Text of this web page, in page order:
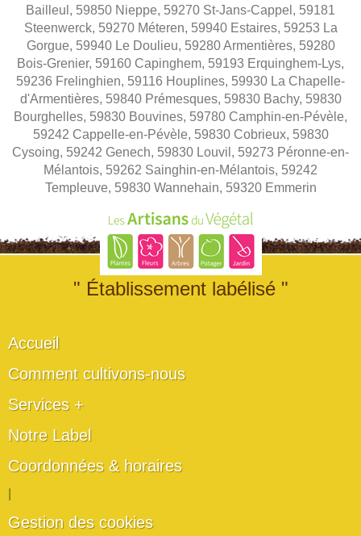
Bailleul, 59850 Nieppe, 59270 St-Jans-Cappel, 59181
Steenwerck, 59270 Méteren, 59940 Estaires, 59253 La
Gorgue, 59940 Le Doulieu, 59280 Armentières, 59280
Bois-Grenier, 59160 Capinghem, 59193 Erquinghem-Lys,
59236 Frelinghien, 59116 Houplines, 59930 La Chapelle-
d'Armentières, 59840 Prémesques, 59830 Bachy, 59830
Bourghelles, 59830 Bouvines, 59780 Camphin-en-Pévèle,
59242 Cappelle-en-Pévèle, 59830 Cobrieux, 59830
Cysoing, 59242 Genech, 59830 Louvil, 59273 Péronne-en-
Mélantois, 59262 Sainghin-en-Mélantois, 59242
Templeuve, 59830 Wannehain, 59320 Emmerin
" Établissement labélisé "
Accueil
Comment cultivons-nous
Services +
Notre Label
Coordonnées & horaires
Gestion des cookies